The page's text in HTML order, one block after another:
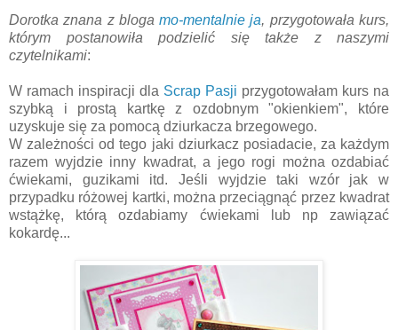
Dorotka znana z blogamo-mentalnie ja, przygotowała kurs,
którym postanowiła podzielić się także z naszymi
czytelnikami:
W ramach inspiracji dla Scrap Pasji przygotowałam kurs na
szybką i prostą kartkę z ozdobnym "okienkiem", które
uzyskuje się za pomocą dziurkacza brzegowego.
W zależności od tego jaki dziurkacz posiadacie, za każdym
razem wyjdzie inny kwadrat, a jego rogi można ozdabiać
ćwiekami, guzikami itd. Jeśli wyjdzie taki wzór jak w
przypadku różowej kartki, można przeciągnąć przez kwadrat
wstążkę, którą ozdabiamy ćwiekami lub np zawiązać
kokardę...